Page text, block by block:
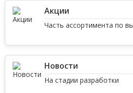
Акции
Часть ассортимента по
Новости
На стадии разработки